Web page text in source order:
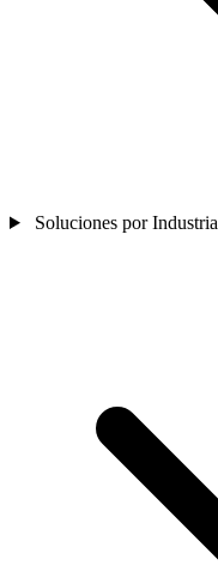
Soluciones por Industria